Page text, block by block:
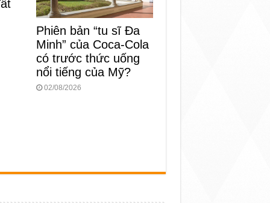
Phiên bản “tu sĩ Đa
Minh” của Coca-Cola
có trước thức uống
nổi tiếng của Mỹ?
02/08/2026